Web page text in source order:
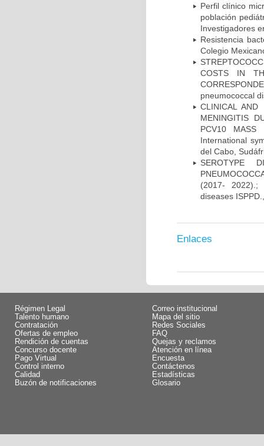
Perfil clínico
población
Investigadores
Resistencia
Colegio
COSTS IN
pneumococcal
CLINICAL AND
MENINGITIS
PCV10 MASS
International
del Cabo,
SEROTYPE
(2017- 2022).;
diseases
Enlaces
Régimen Legal
Talento humano
Contratación
Ofertas de empleo
Rendición de cuentas
Concurso docente
Pago Virtual
Control interno
Calidad
Buzón de notificaciones
Correo institucional
Mapa del sitio
Redes Sociales
FAQ
Quejas y reclamos
Atención en línea
Encuesta
Contáctenos
Estadísticas
Glosario